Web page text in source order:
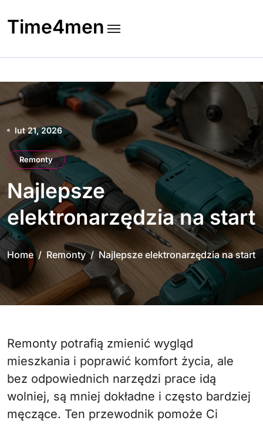
to
content
Time4men
lut 21, 2026
Remonty
Najlepsze
elektronarzędzia na start
Home Remonty Najlepsze elektronarzędzia na start
Remonty potrafią zmienić wygląd
mieszkania i poprawić komfort życia, ale
bez odpowiednich narzędzi prace idą
wolniej, są mniej dokładne i często bardziej
męczące. Ten przewodnik pomoże Ci